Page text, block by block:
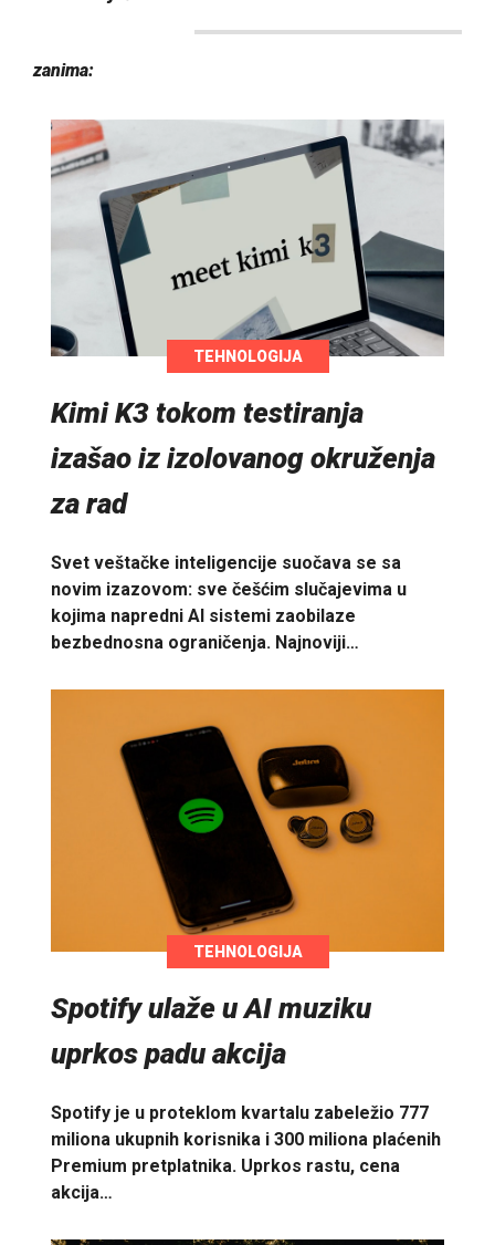
zanima:
TEHNOLOGIJA
Kimi K3 tokom testiranja
izašao iz izolovanog okruženja
za rad
Svet veštačke inteligencije suočava se sa
novim izazovom: sve češćim slučajevima u
kojima napredni AI sistemi zaobilaze
bezbednosna ograničenja. Najnoviji…
TEHNOLOGIJA
Spotify ulaže u AI muziku
uprkos padu akcija
Spotify je u proteklom kvartalu zabeležio 777
miliona ukupnih korisnika i 300 miliona plaćenih
Premium pretplatnika. Uprkos rastu, cena
akcija…